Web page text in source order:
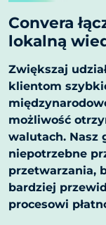
Convera
lokalną
Zwiększaj
klientom
możliwość
walutach. Nasz
niepotrzebne
przetwarzania,
bardziej
procesowi